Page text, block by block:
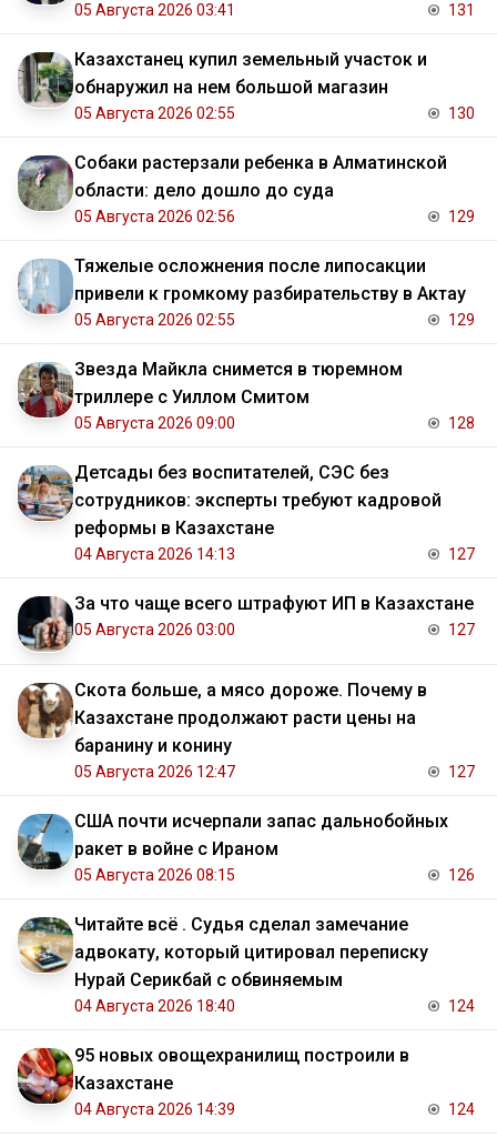
05 Августа 2026 03:41 131
Казахстанец купил земельный участок и
обнаружил на нем большой магазин
05 Августа 2026 02:55 130
Собаки растерзали ребенка в Алматинской
области: дело дошло до суда
05 Августа 2026 02:56 129
Тяжелые осложнения после липосакции
привели к громкому разбирательству в Актау
05 Августа 2026 02:55 129
Звезда Майкла снимется в тюремном
триллере с Уиллом Смитом
05 Августа 2026 09:00 128
Детсады без воспитателей, СЭС без
сотрудников: эксперты требуют кадровой
реформы в Казахстане
04 Августа 2026 14:13 127
За что чаще всего штрафуют ИП в Казахстане
05 Августа 2026 03:00 127
Скота больше, а мясо дороже. Почему в
Казахстане продолжают расти цены на
баранину и конину
05 Августа 2026 12:47 127
США почти исчерпали запас дальнобойных
ракет в войне с Ираном
05 Августа 2026 08:15 126
Читайте всё . Судья сделал замечание
адвокату, который цитировал переписку
Нурай Серикбай с обвиняемым
04 Августа 2026 18:40 124
95 новых овощехранилищ построили в
Казахстане
04 Августа 2026 14:39 124